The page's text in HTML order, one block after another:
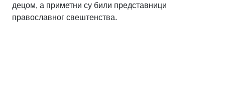
децом, а приметни су били представници
православног свештенства.